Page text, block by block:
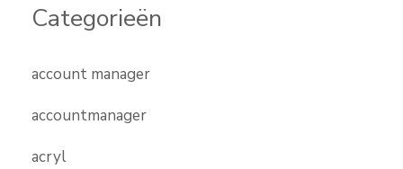
Categorieën
account manager
accountmanager
acryl